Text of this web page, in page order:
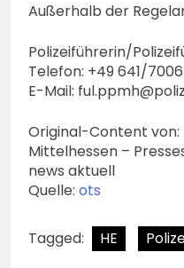
Außerhalb der
Polizeiführerin/
Telefon: +49 641/
E-Mail:
Original-Content von:
Mittelhessen –
news aktuell
Quelle: ots
Tagged: HE